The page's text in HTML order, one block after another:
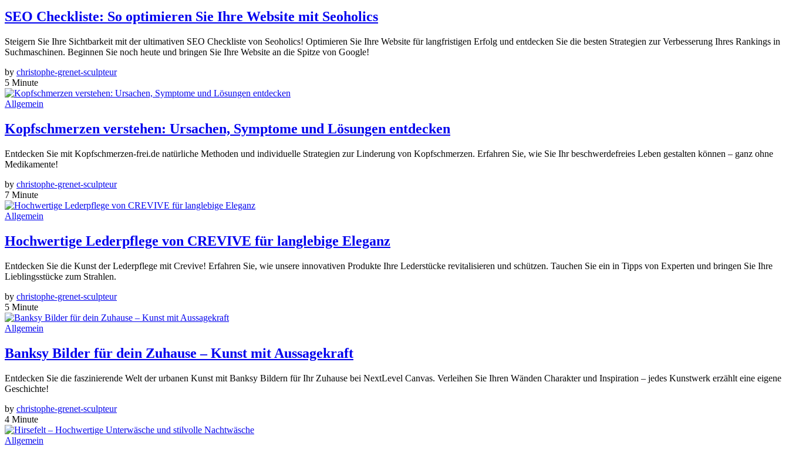
SEO Checkliste: So optimieren Sie Ihre Website mit Seoholics
Steigern Sie Ihre Sichtbarkeit mit der ultimativen SEO Checkliste von Seoholics! Optimieren Sie Ihre Website für langfristigen Erfolg und entdecken Sie die besten Strategien zur Verbesserung Ihres Rankings in
Suchmaschinen. Beginnen Sie noch heute und bringen Sie Ihre Website an die Spitze von Google!
by christophe-grenet-sculpteur
5 Minute
Allgemein
Kopfschmerzen verstehen: Ursachen, Symptome und Lösungen entdecken
Entdecken Sie mit Kopfschmerzen-frei.de natürliche Methoden und individuelle Strategien zur Linderung von Kopfschmerzen. Erfahren Sie, wie Sie Ihr beschwerdefreies Leben gestalten können – ganz ohne
Medikamente!
by christophe-grenet-sculpteur
7 Minute
Allgemein
Hochwertige Lederpflege von CREVIVE für langlebige Eleganz
Entdecken Sie die Kunst der Lederpflege mit Crevive! Erfahren Sie, wie unsere innovativen Produkte Ihre Lederstücke revitalisieren und schützen. Tauchen Sie ein in Tipps von Experten und bringen Sie Ihre
Lieblingsstücke zum Strahlen.
by christophe-grenet-sculpteur
5 Minute
Allgemein
Banksy Bilder für dein Zuhause – Kunst mit Aussagekraft
Entdecken Sie die faszinierende Welt der urbanen Kunst mit Banksy Bildern für Ihr Zuhause bei NextLevel Canvas. Verleihen Sie Ihren Wänden Charakter und Inspiration – jedes Kunstwerk erzählt eine eigene
Geschichte!
by christophe-grenet-sculpteur
4 Minute
Allgemein